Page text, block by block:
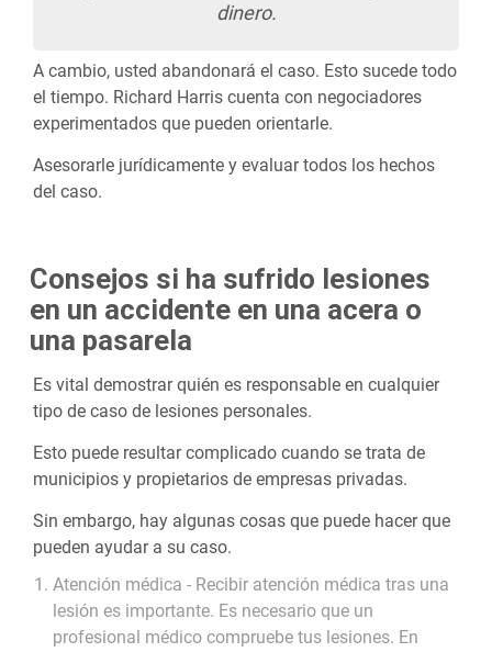
dinero.
A cambio, usted abandonará el caso. Esto sucede todo
el tiempo. Richard Harris cuenta con negociadores
experimentados que pueden orientarle.
Asesorarle jurídicamente y evaluar todos los hechos
del caso.
Consejos si ha sufrido lesiones
en un accidente en una acera o
una pasarela
Es vital demostrar quién es responsable en cualquier
tipo de caso de lesiones personales.
Esto puede resultar complicado cuando se trata de
municipios y propietarios de empresas privadas.
Sin embargo, hay algunas cosas que puede hacer que
pueden ayudar a su caso.
Atención médica - Recibir atención médica tras una
lesión es importante. Es necesario que un
profesional médico compruebe tus lesiones. En